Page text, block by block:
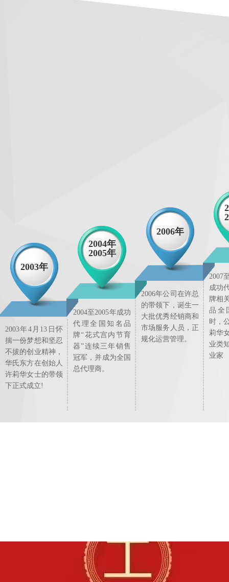
2003年
2003年4月13日怀
揣一份梦想和坚忍
不拔的创业精神，
华氏东方在创始人
许莉华女士的带领
下正式成立!
2004年
2005年
2004至2005年成功
代理全国知名品
牌“花式宫内节育
器”连续三年销售
冠军，并成为全国
总代理商。
2006年
2006年公司在许总
的带领下，诞生一
大批优秀经销商和
市场服务人员，正
规化运营管理。
2007
成功
牌相
品全
时，
莉华
业类
业家